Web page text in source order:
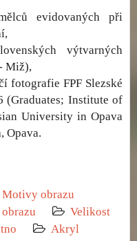
evidovaných při
výtvarných
Miž),
fotografie FPF Slezské
(Graduates; Institute of
University in Opava
Opava.
Motivy obrazu
Velikost
Akryl